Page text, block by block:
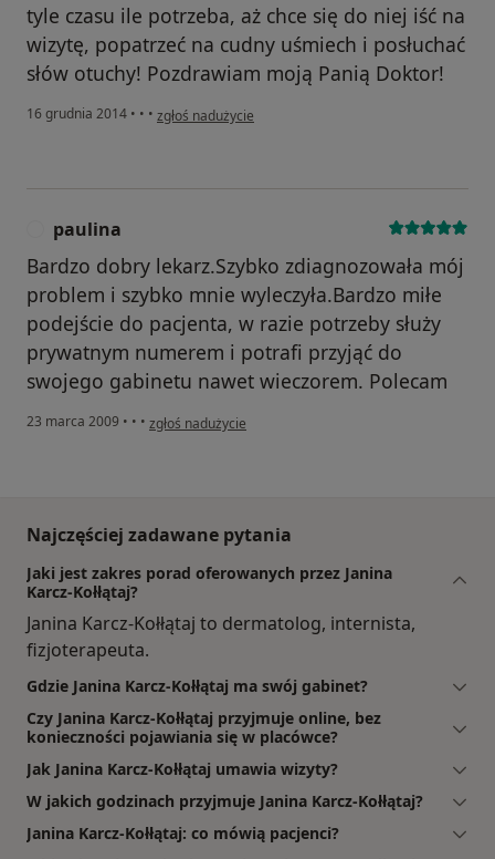
tyle czasu ile potrzeba, aż chce się do niej iść na
wizytę, popatrzeć na cudny uśmiech i posłuchać
słów otuchy! Pozdrawiam moją Panią Doktor!
16 grudnia 2014 • • • w opinii użytkownika Konto zostało usunięte
zgłoś nadużycie
paulina
Bardzo dobry lekarz.Szybko zdiagnozowała mój
problem i szybko mnie wyleczyła.Bardzo miłe
podejście do pacjenta, w razie potrzeby służy
prywatnym numerem i potrafi przyjąć do
swojego gabinetu nawet wieczorem. Polecam
23 marca 2009 • • • w opinii użytkownika paulina
zgłoś nadużycie
Najczęściej zadawane pytania
Jaki jest zakres porad oferowanych przez Janina
Karcz-Kołłątaj?
Janina Karcz-Kołłątaj to dermatolog, internista,
fizjoterapeuta.
Gdzie Janina Karcz-Kołłątaj ma swój gabinet?
Czy Janina Karcz-Kołłątaj przyjmuje online, bez
konieczności pojawiania się w placówce?
Jak Janina Karcz-Kołłątaj umawia wizyty?
W jakich godzinach przyjmuje Janina Karcz-Kołłątaj?
Janina Karcz-Kołłątaj: co mówią pacjenci?